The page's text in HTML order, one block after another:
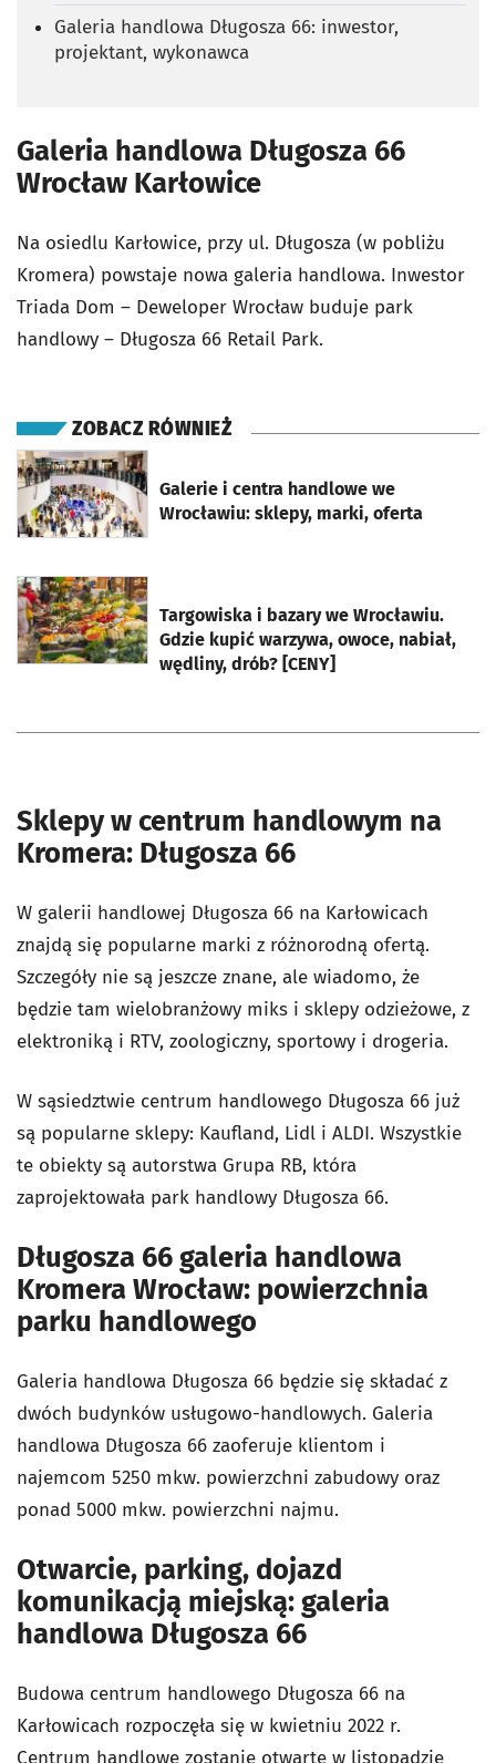
Galeria handlowa Długosza 66: inwestor,
projektant, wykonawca
Galeria handlowa Długosza 66
Wrocław Karłowice
Na osiedlu Karłowice, przy ul. Długosza (w pobliżu
Kromera) powstaje nowa galeria handlowa. Inwestor
Triada Dom – Deweloper Wrocław buduje park
handlowy – Długosza 66 Retail Park.
ZOBACZ RÓWNIEŻ
Galerie i centra handlowe we
Wrocławiu: sklepy, marki, oferta
otworzy się w nowej karcie
Targowiska i bazary we Wrocławiu.
Gdzie kupić warzywa, owoce, nabiał,
wędliny, drób? [CENY]
otworzy się w nowej karcie
Sklepy w centrum handlowym na
Kromera: Długosza 66
W galerii handlowej Długosza 66 na Karłowicach
znajdą się popularne marki z różnorodną ofertą.
Szczegóły nie są jeszcze znane, ale wiadomo, że
będzie tam wielobranżowy miks i sklepy odzieżowe, z
elektroniką i RTV, zoologiczny, sportowy i drogeria.
W sąsiedztwie centrum handlowego Długosza 66 już
są popularne sklepy: Kaufland, Lidl i ALDI. Wszystkie
te obiekty są autorstwa Grupa RB, która
zaprojektowała park handlowy Długosza 66.
Długosza 66 galeria handlowa
Kromera Wrocław: powierzchnia
parku handlowego
Galeria handlowa Długosza 66 będzie się składać z
dwóch budynków usługowo-handlowych. Galeria
handlowa Długosza 66 zaoferuje klientom i
najemcom 5250 mkw. powierzchni zabudowy oraz
ponad 5000 mkw. powierzchni najmu.
Otwarcie, parking, dojazd
komunikacją miejską: galeria
handlowa Długosza 66
Budowa centrum handlowego Długosza 66 na
Karłowicach rozpoczęła się w kwietniu 2022 r.
Centrum handlowe zostanie otwarte w listopadzie